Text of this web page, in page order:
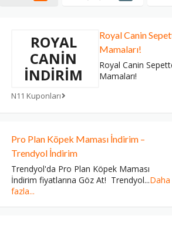
ROYAL
CANIN
İNDIRIM
N11 Kuponları
Royal Canin
Mamaları!
Royal Canin
Mamaları!
Pro Plan Köpek Maması İndirim –
Trendyol İndirim
Trendyol'da Pro Plan Köpek Maması
İndirim fiyatlarına Göz At! Trendyol...Daha
fazla...